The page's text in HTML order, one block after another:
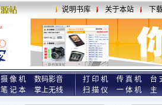
说明书库 关于本站 下
摄 像 机
数码影音
笔 记 本 掌上无线
打 印 机 传 真 机
台
扫 描 仪
一 体 机 主